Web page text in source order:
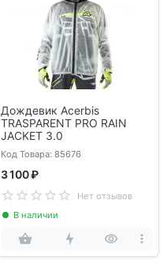
Дождевик Acerbis
TRASPARENT PRO RAIN
JACKET 3.0
Код Товара: 85676
3 100 ₽
Нет отзывов
В наличии